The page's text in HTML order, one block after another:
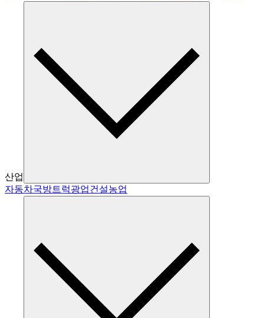
산업
자동차국방트럭광업건설농업